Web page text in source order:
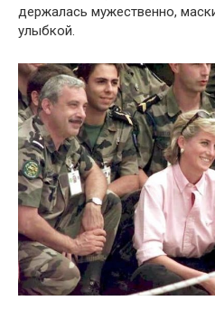
держалась мужественно,
улыбкой.